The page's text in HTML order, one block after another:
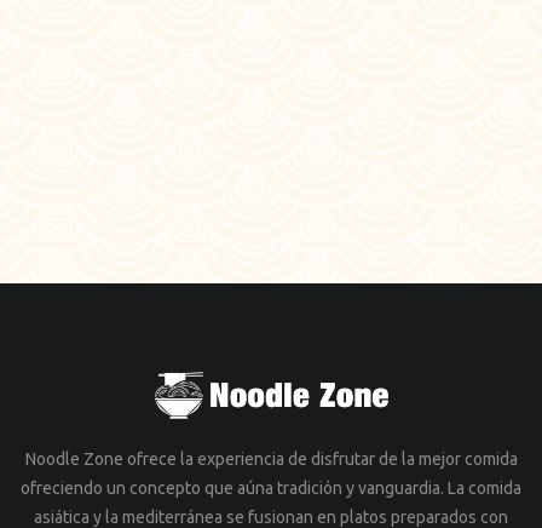
Noodle Zone ofrece la experiencia de disfrutar de la mejor comida
ofreciendo un concepto que aúna tradición y vanguardia. La comida
asiática y la mediterránea se fusionan en platos preparados con